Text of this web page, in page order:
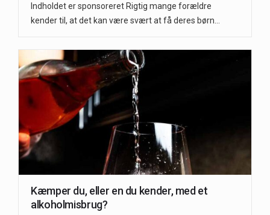
Indholdet er sponsoreret Rigtig mange forældre
kender til, at det kan være svært at få deres børn…
Kæmper du, eller en du kender, med et
alkoholmisbrug?